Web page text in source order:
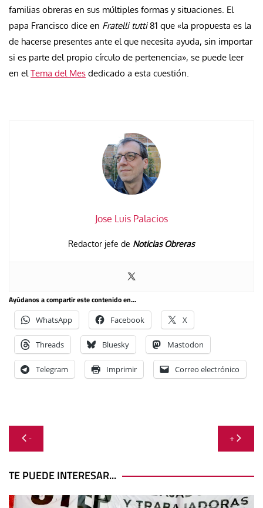
familias obreras en sus múltiples formas y situaciones. El
papa Francisco dice en Fratelli tutti81 que «la propuesta es la
de hacerse presentes ante el que necesita ayuda, sin importar
si es parte del propio círculo de pertenencia», se puede leer
en elTema del Mes dedicado a esta cuestión.
Jose Luis Palacios
Redactor jefe de Noticias Obreras
Ayúdanos a compartir este contenido en...
WhatsApp Facebook X
Threads Bluesky Mastodon
Telegram Imprimir Correo electrónico
Navegación
de
entradas
- +
TE PUEDE INTERESAR...